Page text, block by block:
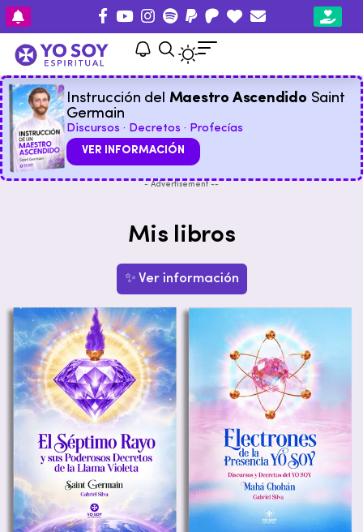
Instrucción del Maestro Ascendido Saint
Germain
Discursos · Decretos · Profecías
VER INFORMACIÓN
- Advertisement --
Mis libros
✨ Ver información